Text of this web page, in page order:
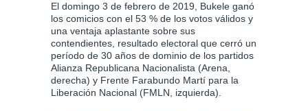
El domingo 3 de febrero de 2019, Bukele ganó
los comicios con el 53 % de los votos válidos y
una ventaja aplastante sobre sus
contendientes, resultado electoral que cerró un
período de 30 años de dominio de los partidos
Alianza Republicana Nacionalista (Arena,
derecha) y Frente Farabundo Martí para la
Liberación Nacional (FMLN, izquierda).